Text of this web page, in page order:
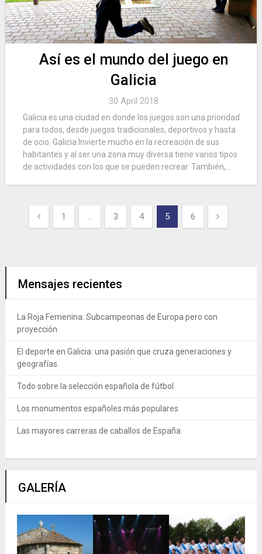
Así es el mundo del juego en
Galicia
30 April 2018
Galicia es una ciudad en donde los juegos son una prioridad
para todos, desde juegos tradicionales, deportivos y hasta
de ocio. Galicia Invierte mucho en la recreación de sus
habitantes y al ser una zona muy diversa tiene varios tipos
de actividades con los que se pueden recrear. También,...
Posts
1 … 3 4 5 6
Mensajes recientes
La Roja Femenina: Subcampeonas de Europa pero con
proyección
El deporte en Galicia: una pasión que cruza generaciones y
geografías
Todo sobre la selección española de fútbol
Los monumentos españoles más populares
Las mayores carreras de caballos de España
GALERÍA